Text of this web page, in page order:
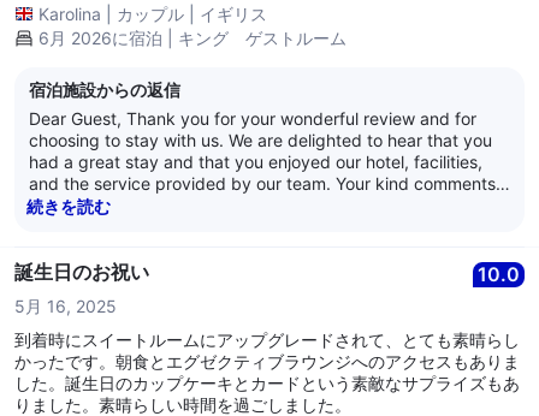
Karolina カップル
イギリス
6月 2026に宿泊 | キング ゲストルーム
宿泊施設からの返信
Dear Guest, Thank you for your wonderful review and for
choosing to stay with us. We are delighted to hear that you
had a great stay and that you enjoyed our hotel, facilities,
and the service provided by our team. Your kind comments
will be shared with our colleagues, who will be thrilled to
for dietary suitability and allergens. This is a valuable
suggestion, and we will share it with our Food & Beverage
team as we continually look for ways to improve the dining
experience for all of our guests. We hope to have the
pleasure of welcoming you back to Hilton Cardiff again soon.
Kind regards, Ceri - Guest Relations Manager
続きを読む
誕生日のお祝い 10.0
5月 16, 2025
到着時にスイートルームにアップグレードされて、とても素晴らし
かったです。朝食とエグゼクティブラウンジへのアクセスもありま
した。誕生日のカップケーキとカードという素敵なサプライズもあ
りました。素晴らしい時間を過ごしました。